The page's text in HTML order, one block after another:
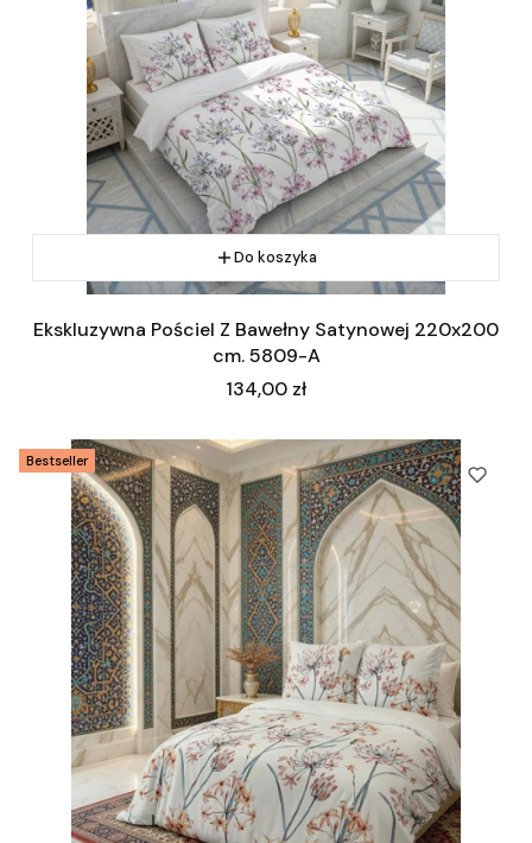
Do koszyka
Ekskluzywna Pościel Z Bawełny Satynowej 220x200
cm. 5809-A
Cena
134,00 zł
Bestseller